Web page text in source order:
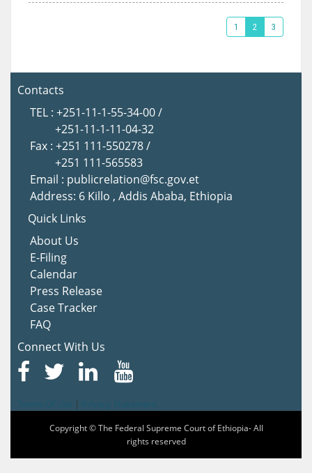
1 2 3
Contacts
TEL : +251-11-1-55-34-00 /
+251-11-1-11-04-32
Fax : +251 111-550278 /
+251 111-565583
Email : publicrelation@fsc.gov.et
Address: 6 Killo , Addis Ababa, Ethiopia
Quick Links
About Us
E-Filing
Calendar
Press Release
Case Tracker
FAQ
Connect With Us
|
Copyright © The Federal Supreme Court of Ethiopia- All
rights reserved